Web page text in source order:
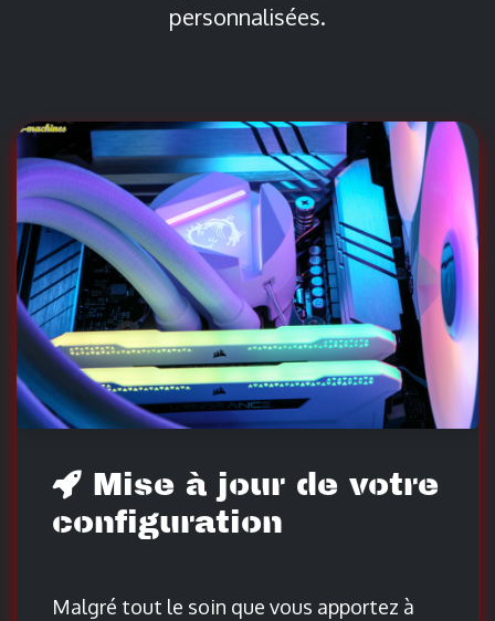
personnalisées.
Mise à jour de votre
configuration
Malgré tout le soin que vous apportez à